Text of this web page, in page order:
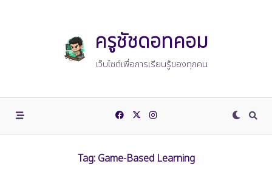
ครูชัชดอทคอม
เว็บไซต์เพื่อการเรียนรู้ของทุกคน
Tag: Game-Based Learning